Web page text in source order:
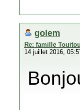
golem
Re: famille Touitou
14 juillet 2016,